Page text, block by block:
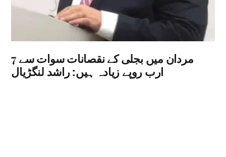
مردان میں بجلی کے نقصانات سوات سے 7
ارب روپے زیادہ ہیں: راشد لنگڑیال